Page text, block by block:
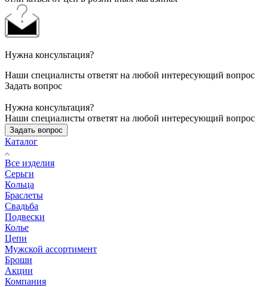
Нужна консультация?
Наши специалисты ответят на любой интересующий вопрос
Задать вопрос
Нужна консультация?
Наши специалисты ответят на любой интересующий вопрос
Задать вопрос
Каталог
Все изделия
Серьги
Кольца
Браслеты
Свадьба
Подвески
Колье
Цепи
Мужской ассортимент
Броши
Акции
Компания